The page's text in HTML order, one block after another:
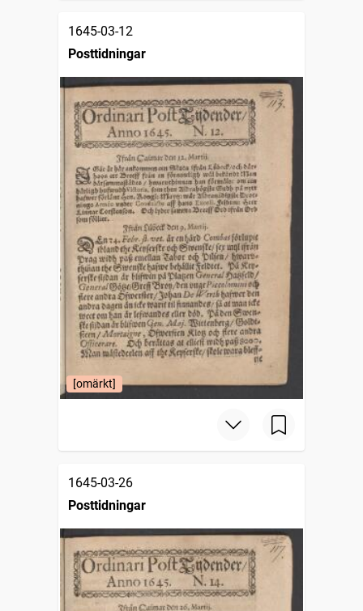
1645-03-12
Posttidningar
[omärkt]
1645-03-26
Posttidningar